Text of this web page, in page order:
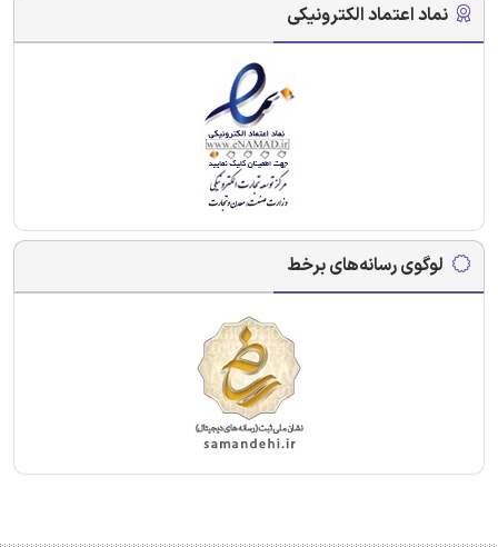
نماد اعتماد الکترونیکی
لوگوی رسانه‌های برخط